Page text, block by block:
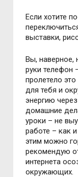
Если хотите
выставки,
Вы, наверное,
руки телефон
пролетело
для тебя и
энергию
домашние
уроки – не
работе – как
этим можно
рекомендую
интернета
окружающих.